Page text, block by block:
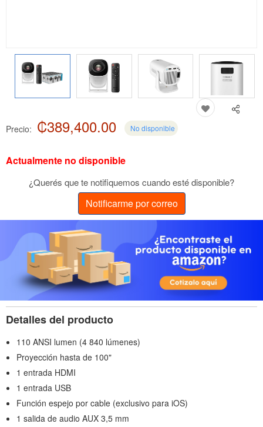
Precio: ₡389,400.00 No disponible
Actualmente no disponible
¿Querés que te notifiquemos cuando esté disponible?
Notificarme por correo
Detalles del producto
110 ANSI lumen (4 840 lúmenes)
Proyección hasta de 100"
1 entrada HDMI
1 entrada USB
Función espejo por cable (exclusivo para iOS)
1 salida de audio AUX 3,5 mm